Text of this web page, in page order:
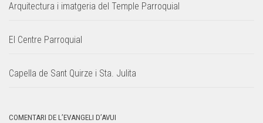
Arquitectura i imatgeria del Temple Parroquial
El Centre Parroquial
Capella de Sant Quirze i Sta. Julita
COMENTARI DE L’EVANGELI D’AVUI